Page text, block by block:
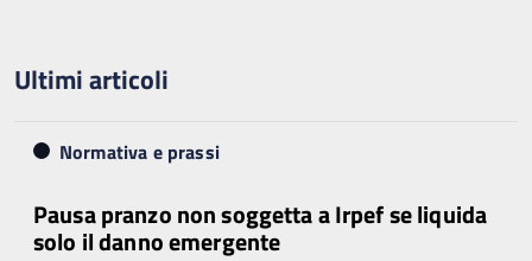
Ultimi articoli
Normativa e prassi
Pausa pranzo non soggetta a Irpef se liquida
solo il danno emergente